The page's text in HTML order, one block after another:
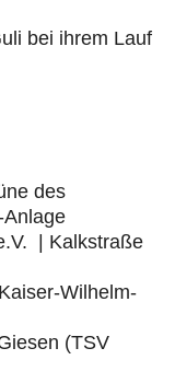
bei ihrem Lauf
des
| Kalkstraße
Wilhelm-
(TSV